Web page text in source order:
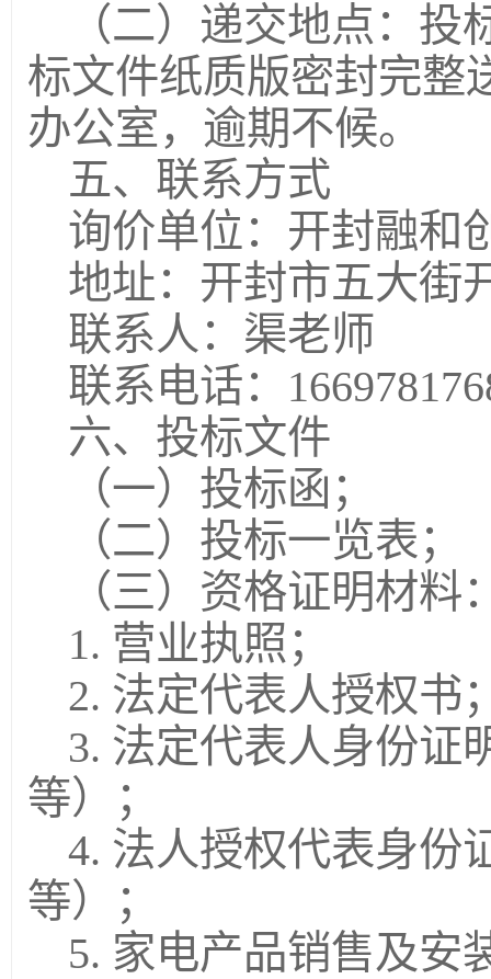
（二）递交地点：
标文件纸质版密封完整
办公室，逾期不候。
五、联系方式
询价单位：开封融和
地址：开封市五大街
联系人：渠老师
联系电话：
六、投标文件
（一）投标函；
（二）投标一览表；
（三）资格证明材料
1. 营业执照；
2. 法定代表人授权书
3. 法定代表人身份证
等）；
4. 法人授权代表身份
等）；
5. 家电产品销售及安